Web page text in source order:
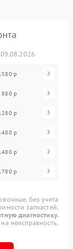
р
880 р
р
р
р
р
без учета
запчастей.
диагностику.
неисправность.